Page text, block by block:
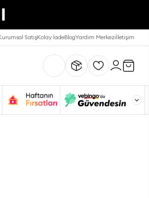
SatışKolay İadeBlogYardım Merkeziİletişim